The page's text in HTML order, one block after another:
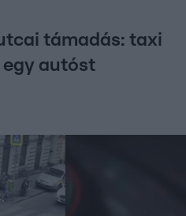
támadás: taxi
autóst